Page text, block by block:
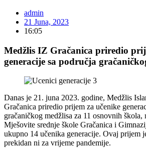
admin
21 Juna, 2023
16:05
Medžlis IZ Gračanica priredio
generacije sa područja
Danas je 21. juna 2023. godine, Medžlis
Gračanica priredio prijem za učenike
gračaničkog medžlisa za 11 osnovnih škola,
Mješovite srednje škole Gračanica i
ukupno 14 učenika generacije. Ovaj prijem
prekidan ni za vrijeme pandemije.